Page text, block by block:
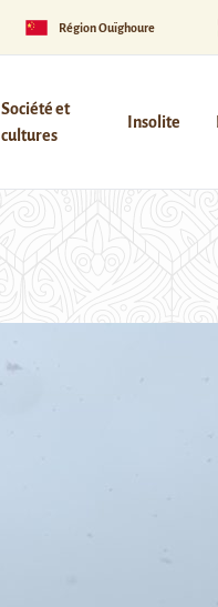
Région Ouïghoure
Société et
cultures
Insolite